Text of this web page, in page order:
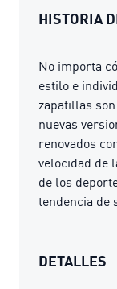
HISTORIA
No importa
estilo e
zapatillas
nuevas
renovados
velocidad de
de los
tendencia de
DETALLES